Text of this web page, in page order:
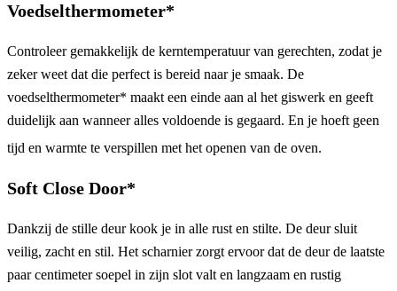
Voedselthermometer*
Controleer gemakkelijk de kerntemperatuur van gerechten, zodat je
zeker weet dat die perfect is bereid naar je smaak. De
voedselthermometer* maakt een einde aan al het giswerk en geeft
duidelijk aan wanneer alles voldoende is gegaard. En je hoeft geen
tijd en warmte te verspillen met het openen van de oven.
Soft Close Door*
Dankzij de stille deur kook je in alle rust en stilte. De deur sluit
veilig, zacht en stil. Het scharnier zorgt ervoor dat de deur de laatste
paar centimeter soepel in zijn slot valt en langzaam en rustig